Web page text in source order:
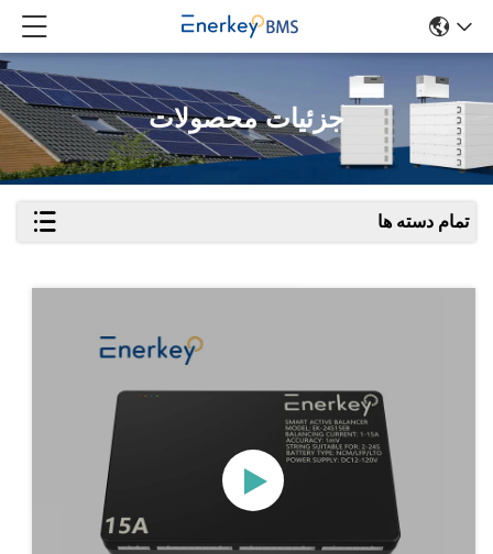
جزئیات محصولات
تمام دسته ها